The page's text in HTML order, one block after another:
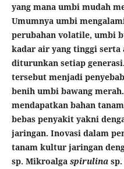
yang mana umbi mudah
Umumnya umbi
perubahan volatile, umbi
kadar air yang tinggi
diturunkan setiap
tersebut menjadi
benih umbi bawang
mendapatkan bahan
bebas penyakit yakni
jaringan. Inovasi dalam
tanam kultur jaringan
sp. Mikroalga spirulina